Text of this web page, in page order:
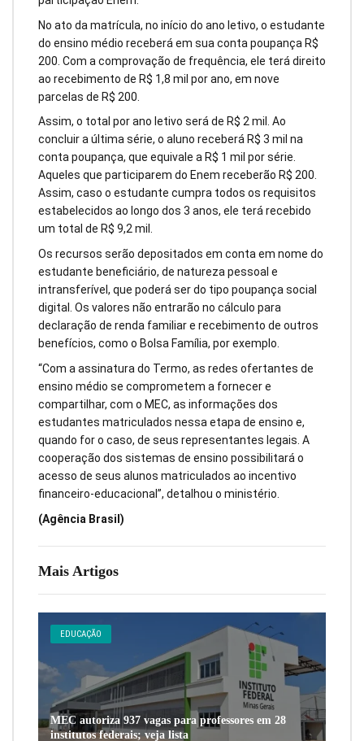
Mais Artigos
EDUCAÇÃO
MEC autoriza 937 vagas para professores em 28
institutos federais; veja lista
No ato da matrícula, no início do ano letivo, o estudante
do ensino médio receberá em sua conta poupança R$
200. Com a comprovação de frequência, ele terá direito
ao recebimento de R$ 1,8 mil por ano, em nove
parcelas de R$ 200.
Assim, o total por ano letivo será de R$ 2 mil. Ao
concluir a última série, o aluno receberá R$ 3 mil na
conta poupança, que equivale a R$ 1 mil por série.
Aqueles que participarem do Enem receberão R$ 200.
Assim, caso o estudante cumpra todos os requisitos
estabelecidos ao longo dos 3 anos, ele terá recebido
um total de R$ 9,2 mil.
Os recursos serão depositados em conta em nome do
estudante beneficiário, de natureza pessoal e
intransferível, que poderá ser do tipo poupança social
digital. Os valores não entrarão no cálculo para
declaração de renda familiar e recebimento de outros
benefícios, como o Bolsa Família, por exemplo.
“Com a assinatura do Termo, as redes ofertantes de
ensino médio se comprometem a fornecer e
compartilhar, com o MEC, as informações dos
estudantes matriculados nessa etapa de ensino e,
quando for o caso, de seus representantes legais. A
cooperação dos sistemas de ensino possibilitará o
acesso de seus alunos matriculados ao incentivo
financeiro-educacional”, detalhou o ministério.
(Agência Brasil)